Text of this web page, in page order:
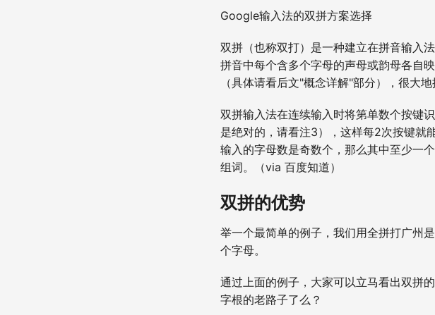
Google输入法的双拼方案选择
双拼（也称双打）是一种建立在拼音输入
拼音中每个含多个字母的声母或韵母各自
（具体请看后文"概念详解"部分），很大
双拼输入法在连续输入时将第单数个按键
是绝对的，请看注3），这样每2次按键就
输入的字母数是奇数个，那么其中至少一
组词。（via 百度知道）
双拼的优势
举一个最简单的例子，我们用全拼打广州
个字母。
通过上面的例子，大家可以立马看出双拼
字根的老路子了么？